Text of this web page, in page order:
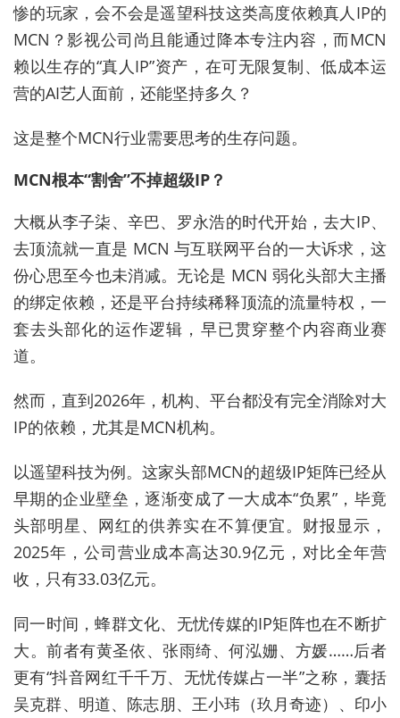
惨的玩家，会不会是遥望科技这类高度依赖真人IP的
MCN？影视公司尚且能通过降本专注内容，而MCN
赖以生存的“真人IP”资产，在可无限复制、低成本运
营的AI艺人面前，还能坚持多久？
这是整个MCN行业需要思考的生存问题。
MCN根本“割舍”不掉超级IP？
大概从李子柒、辛巴、罗永浩的时代开始，去大IP、
去顶流就一直是 MCN 与互联网平台的一大诉求，这
份心思至今也未消减。无论是 MCN 弱化头部大主播
的绑定依赖，还是平台持续稀释顶流的流量特权，一
套去头部化的运作逻辑，早已贯穿整个内容商业赛
道。
然而，直到2026年，机构、平台都没有完全消除对大
IP的依赖，尤其是MCN机构。
以遥望科技为例。这家头部MCN的超级IP矩阵已经从
早期的企业壁垒，逐渐变成了一大成本“负累”，毕竟
头部明星、网红的供养实在不算便宜。财报显示，
2025年，公司营业成本高达30.9亿元，对比全年营
收，只有33.03亿元。
同一时间，蜂群文化、无忧传媒的IP矩阵也在不断扩
大。前者有黄圣依、张雨绮、何泓姗、方媛……后者
更有“抖音网红千千万、无忧传媒占一半”之称，囊括
吴克群、明道、陈志朋、王小玮（玖月奇迹）、印小